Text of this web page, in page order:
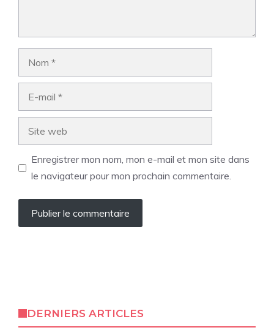
Enregistrer mon nom, mon e-mail et mon site dans
le navigateur pour mon prochain commentaire.
DERNIERS ARTICLES